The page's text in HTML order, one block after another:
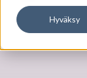
Hyväksy